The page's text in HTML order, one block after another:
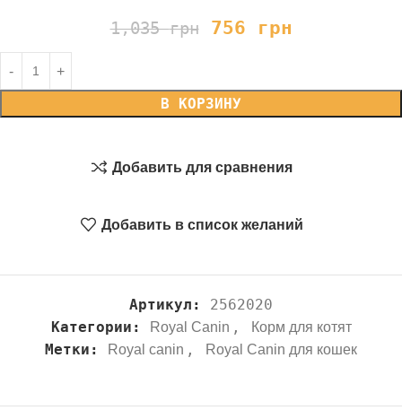
1,035грн 756 грн
В КОРЗИНУ
Добавить для сравнения
Добавить в список желаний
Артикул: 2562020
Категории:
Royal Canin , Корм для котят
Метки: Royal canin , Royal Canin для кошек